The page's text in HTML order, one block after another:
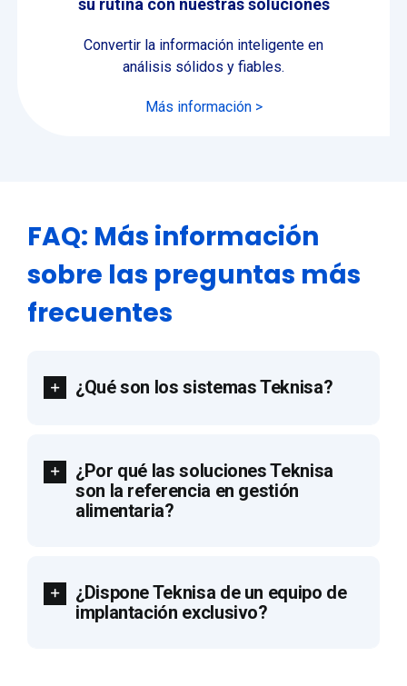
su rutina con nuestras soluciones
Convertir la información inteligente en
análisis sólidos y fiables.
Más información >
FAQ: Más información
sobre las preguntas más
frecuentes
¿Qué son los sistemas Teknisa?
¿Por qué las soluciones Teknisa
son la referencia en gestión
alimentaria?
¿Dispone Teknisa de un equipo de
implantación exclusivo?